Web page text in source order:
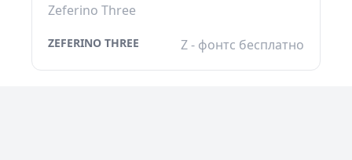
Zeferino Three
ZEFERINO THREE Z - фонтс бесплатно